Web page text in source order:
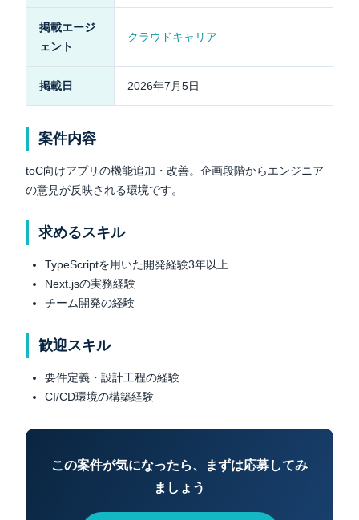
掲載エージ
ェント
クラウドキャリア
掲載日 2026年7月5日
案件内容
toC向けアプリの機能追加・改善。企画段階からエンジニア
の意見が反映される環境です。
求めるスキル
TypeScriptを用いた開発経験3年以上
Next.jsの実務経験
チーム開発の経験
歓迎スキル
要件定義・設計工程の経験
CI/CD環境の構築経験
この案件が気になったら、まずは応募してみ
ましょう